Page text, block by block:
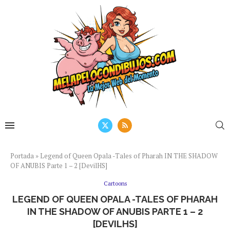
Portada » Legend of Queen Opala -Tales of Pharah IN THE SHADOW
OF ANUBIS Parte 1 – 2 [DevilHS]
Cartoons
LEGEND OF QUEEN OPALA -TALES OF PHARAH
IN THE SHADOW OF ANUBIS PARTE 1 – 2
[DEVILHS]